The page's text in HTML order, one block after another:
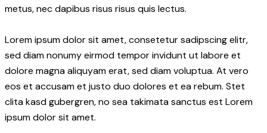
metus, nec dapibus risus risus quis lectus.
Lorem ipsum dolor sit amet, consetetur sadipscing elitr,
sed diam nonumy eirmod tempor invidunt ut labore et
dolore magna aliquyam erat, sed diam voluptua. At vero
eos et accusam et justo duo dolores et ea rebum. Stet
clita kasd gubergren, no sea takimata sanctus est Lorem
ipsum dolor sit amet.